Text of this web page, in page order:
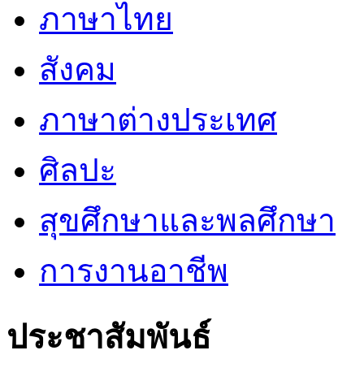
ภาษาไทย
สังคม
ภาษาต่างประเทศ
ศิลปะ
สุขศึกษาและพลศึกษา
การงานอาชีพ
ประชาสัมพันธ์